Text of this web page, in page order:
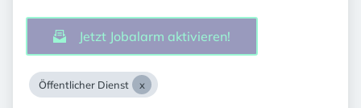
Jetzt Jobalarm aktivieren!
Öffentlicher Dienst